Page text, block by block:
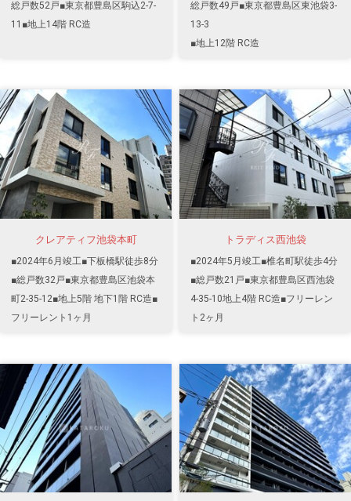
総戸数52戸■東京都豊島区駒込2-7-
11■地上14階 RC造
総戸数49戸■東京都豊島区東池袋3-
13-3
■地上12階 RC造
クレアティフ池袋本町
■2024年6月竣工■下板橋駅徒歩8分
■総戸数32戸■東京都豊島区池袋本
町2-35-12■地上5階 地下1階 RC造■
フリーレント1ヶ月
トラディス西池袋
■2024年5月竣工■椎名町駅徒歩4分
■総戸数21戸■東京都豊島区西池袋
4-35-10地上4階 RC造■フリーレン
ト2ヶ月